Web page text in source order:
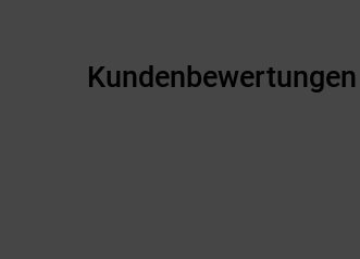
Kundenbewertungen